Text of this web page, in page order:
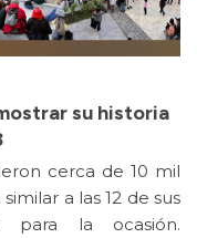
su historia
cerca de 10 mil
a las 12 de sus
para la ocasión.